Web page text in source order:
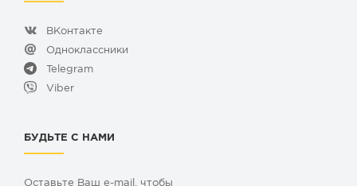
ВКонтакте
Одноклассники
Telegram
Viber
БУДЬТЕ С НАМИ
Оставьте Ваш e-mail, чтобы